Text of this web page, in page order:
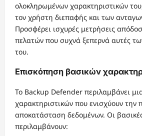
ολοκληρωμένων χαρακτηριστικών
τον χρήστη διεπαφής και των
Προσφέρει ισχυρές μετρήσεις
πελατών που συχνά ξεπερνά αυτές
του.
Επισκόπηση βασικών
Το Backup Defender περιλαμβάνει
χαρακτηριστικών που ενισχύουν την
αποκατάσταση δεδομένων. Οι
περιλαμβάνουν: